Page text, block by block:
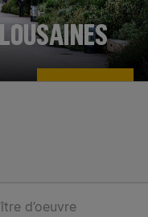
d’oeuvre